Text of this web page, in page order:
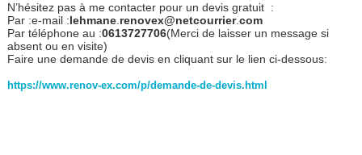
N’hésitez pas à me contacter pour un devis gratuit :
Par :e-mail :lehmane. renovex@netcourrier.com
Par téléphone au :0613727706(Merci de laisser un message si
absent ou en visite)
Faire une demande de devis en cliquant sur le lien ci-dessous:
https://www.renov-ex.com/p/demande-de-devis.html